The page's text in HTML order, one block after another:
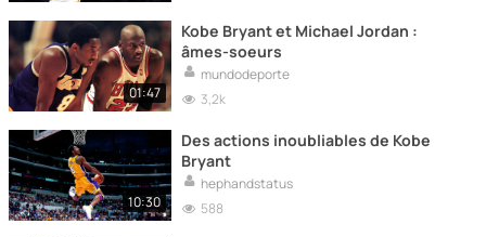
01:47
Kobe Bryant et Michael Jordan :
âmes-soeurs
mundodeporte
3,2k
10:30
Des actions inoubliables de Kobe
Bryant
hephandstatus
588